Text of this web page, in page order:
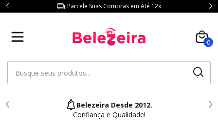
Parcele Suas Compras em Até 12x
0
Belezeira Desde 2012.
Confiança e Qualidade!